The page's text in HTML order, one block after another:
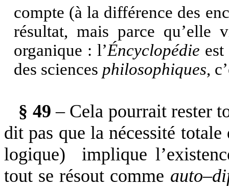
compte (à la différence des
résultat, mais parce
organique : l’Éncyclopédie
des sciences philosophiques,
§ 49 – Cela pourrait rester
dit pas que la nécessité
logique)
implique
tout se résout comme